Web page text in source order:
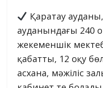
Қаратау
ауданындағы 240
жекеменшік
қабатты, 12 оқу
асхана, мәжіліс